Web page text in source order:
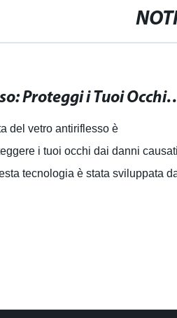
Vetro Antiriflesso: Proteggi i
del vetro antiriflesso è
i tuoi occhi dai danni
tecnologia è stata sviluppata